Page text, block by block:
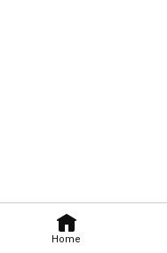
Home